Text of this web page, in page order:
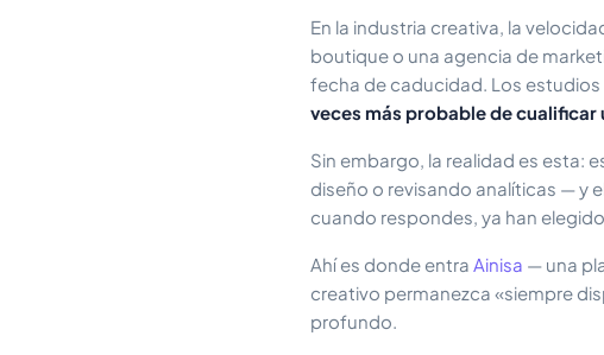
En la industria creativa, la
boutique o una agencia de
fecha de caducidad. Los
veces más probable de cualificar
Sin embargo, la realidad es esta:
diseño o revisando analíticas — y
cuando respondes, ya han
Ahí es donde entra Ainisa — una
creativo permanezca «siempre
profundo.